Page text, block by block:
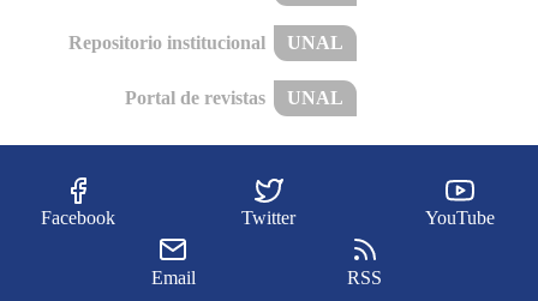
Repositorio institucional UNAL
Portal de revistas UNAL
Facebook Twitter YouTube
Email RSS